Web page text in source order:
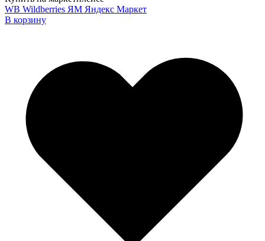
WB Wildberries ЯМ Яндекс Маркет
В корзину